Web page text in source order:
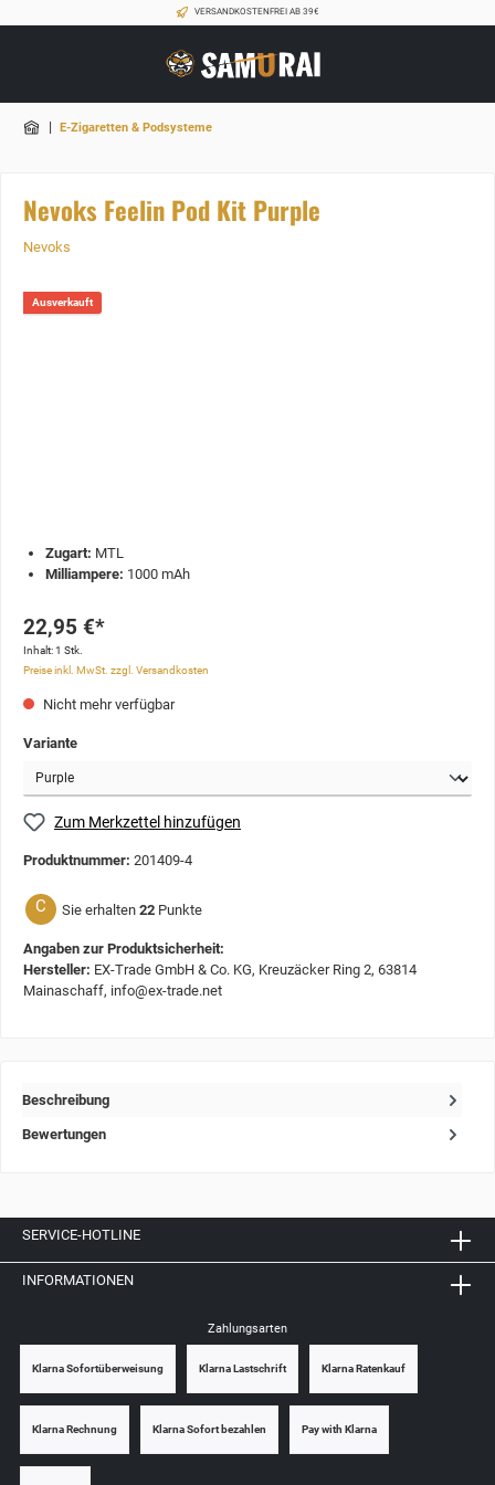
VERSANDKOSTENFREI AB 39€
| E-Zigaretten & Podsysteme
Nevoks Feelin Pod Kit Purple
Nevoks
Ausverkauft
Zugart: MTL
Milliampere: 1000 mAh
22,95 €*
Inhalt:1 Stk.
Preise inkl. MwSt. zzgl. Versandkosten
Nicht mehr verfügbar
Variante
Zum Merkzettel hinzufügen
Produktnummer: 201409-4
C Sie erhalten 22 Punkte
Angaben zur Produktsicherheit:
Hersteller: EX-Trade GmbH & Co. KG, Kreuzäcker Ring 2, 63814
Mainaschaff, info@ex-trade.net
Beschreibung
Bewertungen
SERVICE-HOTLINE
INFORMATIONEN
Zahlungsarten
Klarna Sofortüberweisung Klarna Lastschrift Klarna Ratenkauf
Klarna Rechnung Klarna Sofort bezahlen Pay with Klarna